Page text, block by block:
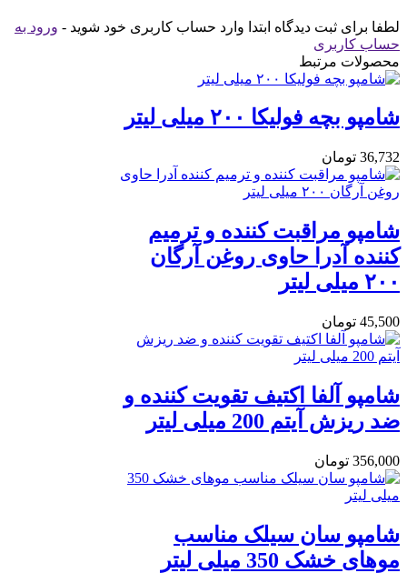
لطفا برای ثبت دیدگاه ابتدا وارد حساب کاربری خود شوید - ورود به
حساب کاربری
محصولات مرتبط
شامپو بچه فولیکا ۲۰۰ میلی لیتر
36,732 تومان
شامپو مراقبت کننده و ترمیم
کننده آدرا حاوی روغن آرگان
۲۰۰ میلی لیتر
45,500 تومان
شامپو آلفا اكتيف تقويت كننده و
ضد ريزش آیتم 200 ميلی لیتر
356,000 تومان
شامپو سان سیلک مناسب
موهای خشک 350 میلی لیتر